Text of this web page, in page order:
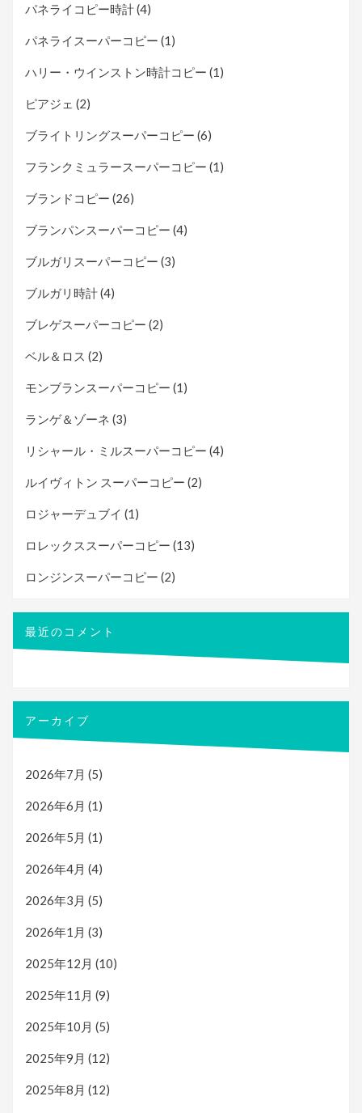
パネライコピー時計(4)
パネライスーパーコピー (1)
ハリー・ウインストン時計コピー (1)
ピアジェ (2)
ブライトリングスーパーコピー (6)
フランクミュラースーパーコピー (1)
ブランドコピー (26)
ブランパンスーパーコピー (4)
ブルガリスーパーコピー (3)
ブルガリ時計(4)
ブレゲスーパーコピー (2)
ベル＆ロス (2)
モンブランスーパーコピー (1)
ランゲ＆ゾーネ (3)
リシャール・ミルスーパーコピー (4)
ルイヴィトン スーパーコピー (2)
ロジャーデュブイ (1)
ロレックススーパーコピー (13)
ロンジンスーパーコピー (2)
最近のコメント
アーカイブ
2026年7月 (5)
2026年6月 (1)
2026年5月 (1)
2026年4月 (4)
2026年3月 (5)
2026年1月 (3)
2025年12月 (10)
2025年11月 (9)
2025年10月 (5)
2025年9月 (12)
2025年8月 (12)